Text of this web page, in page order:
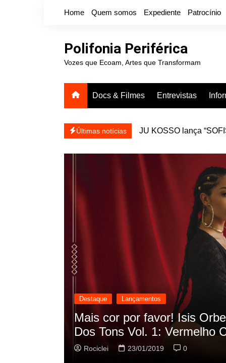
Home Quem somos Expediente Patrocínio
Polifonia Periférica
Vozes que Ecoam, Artes que Transformam
Docs & Filmes Entrevistas
Últimas notícias
JU KOSSO lança
Projota relança a
Destaque Lançamentos
Rashid vai buscar nos HQs
sua nova música
Rociclei 22/01/2019 0